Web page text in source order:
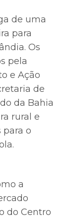
de uma
para
Os
pela
e Ação
de
da Bahia
rural e
o
a
do Centro